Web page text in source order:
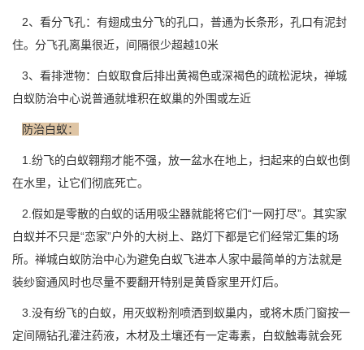
2、看分飞孔：有翅成虫分飞的孔口，普通为长条形，孔口有泥封
住。分飞孔离巢很近，间隔很少超越10米
3、看排泄物： 白蚁取食后排出黄褐色或深褐色的疏松泥块，禅城
白蚁防治中心说普通就堆积在蚁巢的外围或左近
防治白蚁：
1.纷飞的白蚁翱翔才能不强，放一盆水在地上，扫起来的白蚁也倒
在水里，让它们彻底死亡。
2.假如是零散的白蚁的话用吸尘器就能将它们“一网打尽”。其实家
白蚁并不只是“恋家”户外的大树上、路灯下都是它们经常汇集的场
所。禅城白蚁防治中心为避免白蚁飞进本人家中最简单的方法就是
装纱窗通风时也尽量不要翻开特别是黄昏家里开灯后。
3.没有纷飞的白蚁，用灭蚁粉剂喷洒到蚁巢内，或将木质门窗按一
定间隔钻孔灌注药液，木材及土壤还有一定毒素，白蚁触毒就会死